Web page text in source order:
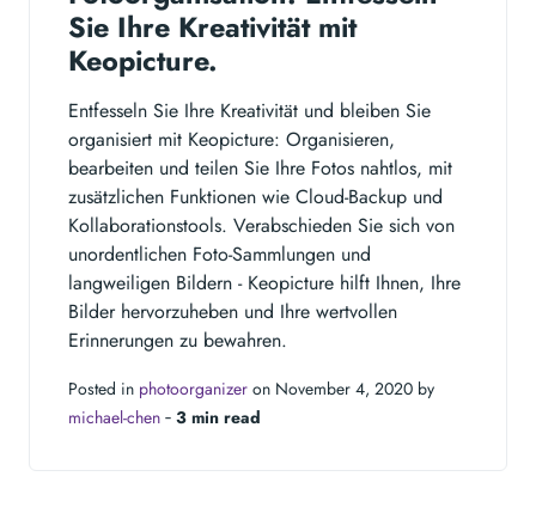
Sie Ihre Kreativität mit
Keopicture.
Entfesseln Sie Ihre Kreativität und bleiben Sie
organisiert mit Keopicture: Organisieren,
bearbeiten und teilen Sie Ihre Fotos nahtlos, mit
zusätzlichen Funktionen wie Cloud-Backup und
Kollaborationstools. Verabschieden Sie sich von
unordentlichen Foto-Sammlungen und
langweiligen Bildern - Keopicture hilft Ihnen, Ihre
Bilder hervorzuheben und Ihre wertvollen
Erinnerungen zu bewahren.
Posted in photoorganizer on November 4, 2020 by
michael-chen ‐ 3 min read